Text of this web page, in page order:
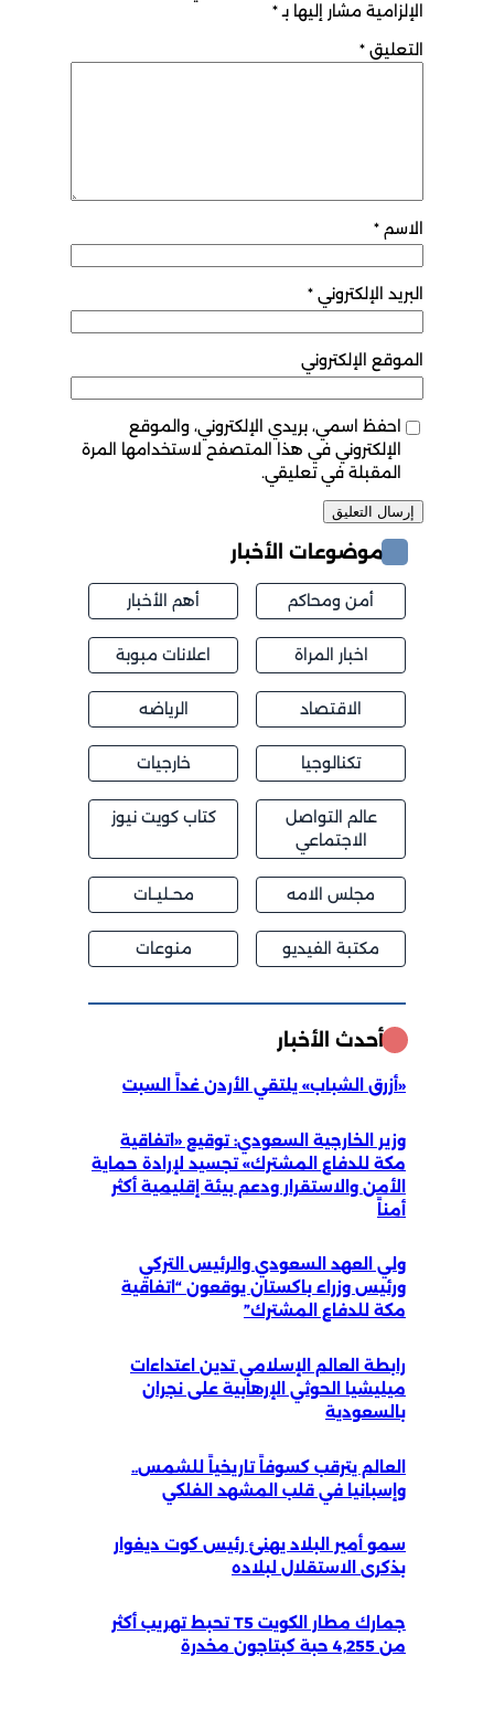
الإلزامية مشار إليها بـ*
التعليق *
الاسم *
البريد الإلكتروني *
الموقع الإلكتروني
احفظ اسمي، بريدي الإلكتروني، والموقع
الإلكتروني في هذا المتصفح لاستخدامها المرة
المقبلة في تعليقي.
موضوعات الأخبار
أمن ومحاكم أهم الأخبار
اخبار المراة اعلانات مبوبة
الاقتصاد الرياضه
تكنالوجيا خارجيات
عالم التواصل
الاجتماعي
كتاب كويت نيوز
مجلس الامه محــليــات
مكتبة الفيديو منوعات
أحدث الأخبار
«أزرق الشباب» يلتقي الأردن غداً السبت
وزير الخارجية السعودي: توقيع «اتفاقية
مكة للدفاع المشترك» تجسيد لإرادة حماية
الأمن والاستقرار ودعم بيئة إقليمية أكثر
أمناً
ولي العهد السعودي والرئيس التركي
ورئيس وزراء باكستان يوقعون “اتفاقية
مكة للدفاع المشترك”
رابطة العالم الإسلامي تدين اعتداءات
ميليشيا الحوثي الإرهابية على نجران
بالسعودية
العالم يترقب كسوفاً تاريخياً للشمس..
وإسبانيا في قلب المشهد الفلكي
سمو أمير البلاد يهنئ رئيس كوت ديفوار
بذكرى الاستقلال لبلاده
جمارك مطار الكويت T5 تحبط تهريب أكثر
من 4,255 حبة كبتاجون مخدرة